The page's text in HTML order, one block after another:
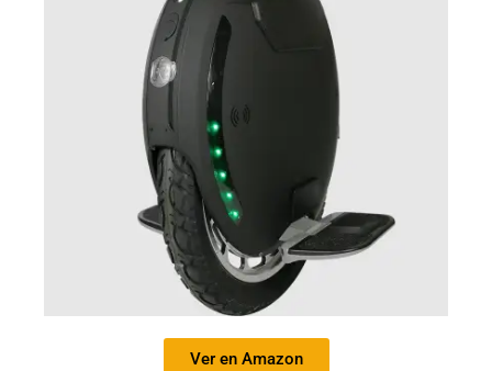
Ver en Amazon